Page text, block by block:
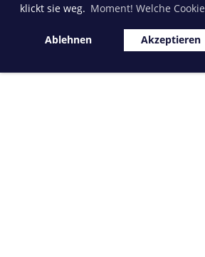
klickt sie weg. Moment! Welche
Ablehnen Akzeptieren